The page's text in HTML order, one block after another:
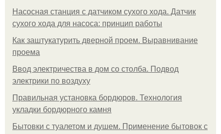
Насосная станция с датчиком сухого хода. Датчик
сухого хода для насоса: принцип работы
Как заштукатурить дверной проем. Выравнивание
проема
Ввод электричества в дом со столба. Подвод
электрики по воздуху
Правильная установка бордюров. Технология
укладки бордюрного камня
Бытовки с туалетом и душем. Применение бытовок с